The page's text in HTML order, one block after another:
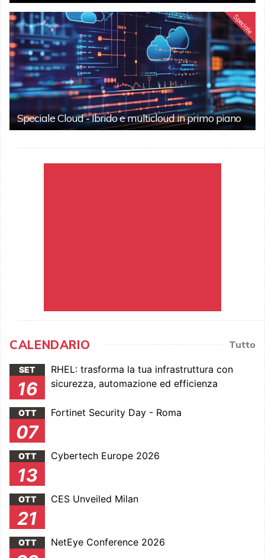
Speciale
Speciale Cloud - Ibrido e multicloud in primo piano
CALENDARIO Tutto
SET
16
RHEL: trasforma la tua infrastruttura con
sicurezza, automazione ed efficienza
OTT
07
Fortinet Security Day - Roma
OTT
13
Cybertech Europe 2026
OTT
21
CES Unveiled Milan
OTT NetEye Conference 2026